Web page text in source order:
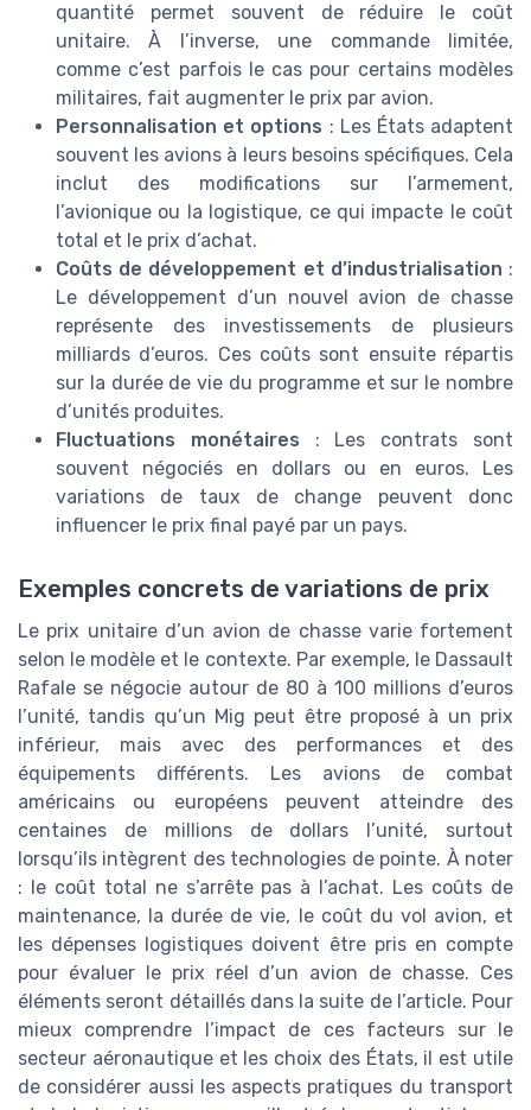
quantité permet souvent de réduire le coût
unitaire. À l’inverse, une commande limitée,
comme c’est parfois le cas pour certains modèles
militaires, fait augmenter le prix par avion.
Personnalisation et options : Les États adaptent
souvent les avions à leurs besoins spécifiques. Cela
inclut des modifications sur l’armement,
l’avionique ou la logistique, ce qui impacte le coût
total et le prix d’achat.
Coûts de développement et d’industrialisation :
Le développement d’un nouvel avion de chasse
représente des investissements de plusieurs
milliards d’euros. Ces coûts sont ensuite répartis
sur la durée de vie du programme et sur le nombre
d’unités produites.
Fluctuations monétaires : Les contrats sont
souvent négociés en dollars ou en euros. Les
variations de taux de change peuvent donc
influencer le prix final payé par un pays.
Exemples concrets de variations de prix
Le prix unitaire d’un avion de chasse varie fortement
selon le modèle et le contexte. Par exemple, le Dassault
Rafale se négocie autour de 80 à 100 millions d’euros
l’unité, tandis qu’un Mig peut être proposé à un prix
inférieur, mais avec des performances et des
équipements différents. Les avions de combat
américains ou européens peuvent atteindre des
centaines de millions de dollars l’unité, surtout
lorsqu’ils intègrent des technologies de pointe. À noter
: le coût total ne s’arrête pas à l’achat. Les coûts de
maintenance, la durée de vie, le coût du vol avion, et
les dépenses logistiques doivent être pris en compte
pour évaluer le prix réel d’un avion de chasse. Ces
éléments seront détaillés dans la suite de l’article. Pour
mieux comprendre l’impact de ces facteurs sur le
secteur aéronautique et les choix des États, il est utile
de considérer aussi les aspects pratiques du transport